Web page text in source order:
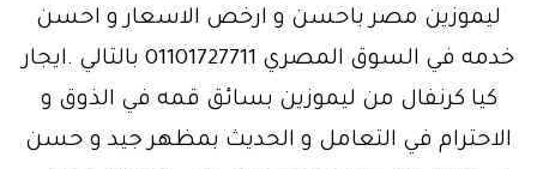
ليموزين مصر باحسن و ارخص الاسعار و احسن
خدمه في السوق المصري 01101727711 بالتالي .ايجار
كيا كرنفال من ليموزين بسائق قمه في الذوق و
الاحترام في التعامل و الحديث بمظهر جيد و حسن